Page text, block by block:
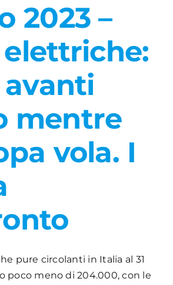
2023 –
mentre
vola. I
pure circolanti in Italia al 31
poco meno di 204.000, con le